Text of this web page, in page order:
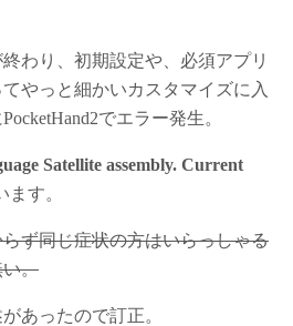
わり、初期設定や、必須アプリ
やっと細かいカスタマイズに入
でエラー発生。
Satellite assembly. Current
ます。
ず同じ症状の方はいらっしゃる
。
あったので訂正。